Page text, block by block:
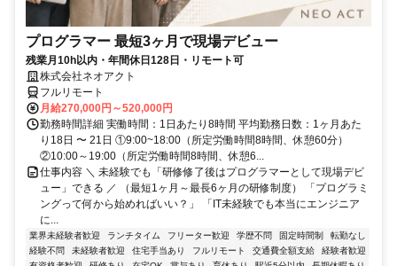
プログラマー 最短3ヶ月で現場デビュー
残業月10h以内・年間休日128日・リモート可
株式会社ネオアクト
フルリモート
月給270,000円～520,000円
勤務時間詳細 実働時間：1日あたり8時間 平均勤務日数：1ヶ月あた
り18日 〜 21日 ①9:00~18:00（所定労働時間8時間、休憩60分）
②10:00～19:00（所定労働時間8時間、休憩6...
仕事内容 ＼ 未経験でも「研修修了後はプログラマーとして現場デビ
ュー」できる ／ （最短1ヶ月～最長6ヶ月の研修制度） 「プログラミ
ングって何から始めればいい？」 「IT未経験でも本当にエンジニア
に...
業界未経験者歓迎 ランチタイム フリーター歓迎 学歴不問 固定時間制
転勤なし
経験不問
未経験者歓迎 住宅手当あり フルリモート 交通費全額支給
経験者歓迎